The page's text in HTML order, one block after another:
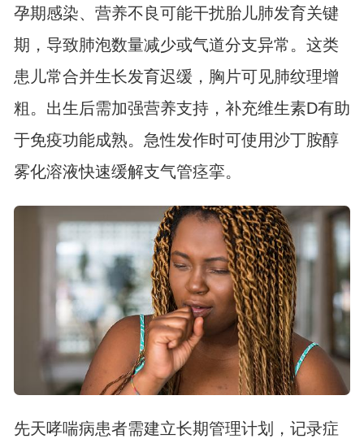
孕期感染、营养不良可能干扰胎儿肺发育关键
期，导致肺泡数量减少或气道分支异常。这类
患儿常合并生长发育迟缓，胸片可见肺纹理增
粗。出生后需加强营养支持，补充维生素D有助
于免疫功能成熟。急性发作时可使用沙丁胺醇
雾化溶液快速缓解支气管痉挛。
先天哮喘病患者需建立长期管理计划，记录症